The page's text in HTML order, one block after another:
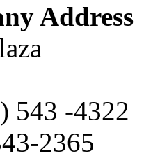
Address
543 -4322
2365